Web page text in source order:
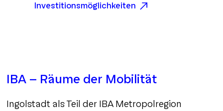
Investitionsmöglichkeiten
IBA - Räume der Mobilität
Ingolstadt als Teil der IBA Metropolregion